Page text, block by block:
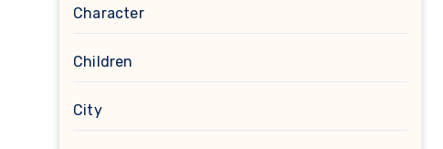
Character
Children
City